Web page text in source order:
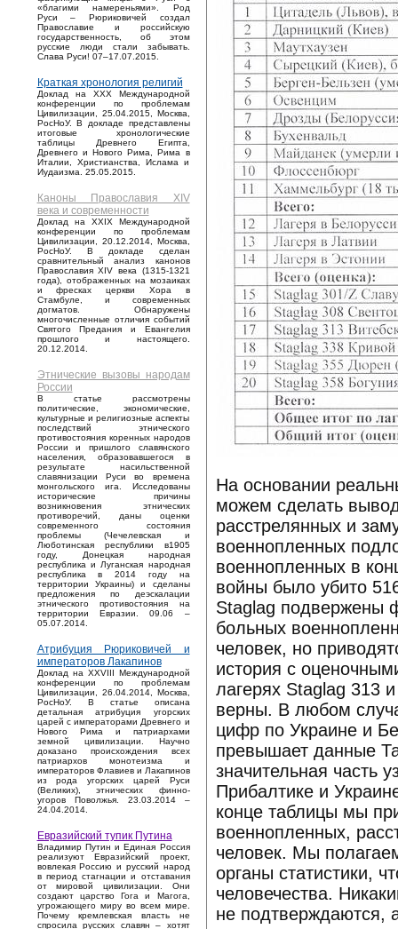
«благими намереньями». Род
Руси – Рюриковичей создал
Православие и российскую
государственность, об этом
русские люди стали забывать.
Слава Руси! 07–17.07.2015.
Краткая хронология религий
Доклад на XXX Международной
конференции по проблемам
Цивилизации, 25.04.2015, Москва,
РосНоУ. В докладе представлены
итоговые хронологические
таблицы Древнего Египта,
Древнего и Нового Рима, Рима в
Италии, Христианства, Ислама и
Иудаизма. 25.05.2015.
Каноны Православия XIV
века и современности
Доклад на XXIX Международной
конференции по проблемам
Цивилизации, 20.12.2014, Москва,
РосНоУ. В докладе сделан
сравнительный анализ канонов
Православия XIV века (1315-1321
года), отображенных на мозаиках
и фресках церкви Хора в
Стамбуле, и современных
догматов. Обнаружены
многочисленные отличия событий
Святого Предания и Евангелия
прошлого и настоящего.
20.12.2014.
Этнические вызовы народам
России
В статье рассмотрены
политические, экономические,
культурные и религиозные аспекты
последствий этнического
противостояния коренных народов
России и пришлого славянского
населения, образовавшегося в
результате насильственной
славянизации Руси во времена
монгольского ига. Исследованы
исторические причины
возникновения этнических
противоречий, даны оценки
современного состояния
проблемы (Чечелевская и
Люботинская республики в1905
году, Донецкая народная
республика и Луганская народная
республика в 2014 году на
территории Украины) и сделаны
предложения по деэскалации
этнического противостояния на
территории Евразии. 09.06 –
05.07.2014.
Атрибуция Рюриковичей и
императоров Лакапинов
Доклад на XXVIII Международной
конференции по проблемам
Цивилизации, 26.04.2014, Москва,
РосНоУ. В статье описана
детальная атрибуция угорских
царей с императорами Древнего и
Нового Рима и патриархами
земной цивилизации. Научно
доказано происхождения всех
патриархов монотеизма и
императоров Флавиев и Лакапинов
из рода угорских царей Руси
(Великих), этнических финно-
угоров Поволжья. 23.03.2014 –
24.04.2014.
Евразийский тупик Путина
Владимир Путин и Единая Россия
реализуют Евразийский проект,
вовлекая Россию и русский народ
в период стагнации и отставания
от мировой цивилизации. Они
создают царство Гога и Магога,
угрожающего миру во всем мире.
Почему кремлевская власть не
спросила русских славян – хотят
На основании
можем сделать
расстрелянных и
военнопленных
военнопленных в
войны было убито
Staglag подвержены
больных
человек, но
история с
лагерях Staglag 313
верны. В любом
цифр по Украине и
превышает данные
значительная часть
Прибалтике и
конце таблицы мы
военнопленных,
человек. Мы
органы статистики,
человечества.
не подтверждаются,